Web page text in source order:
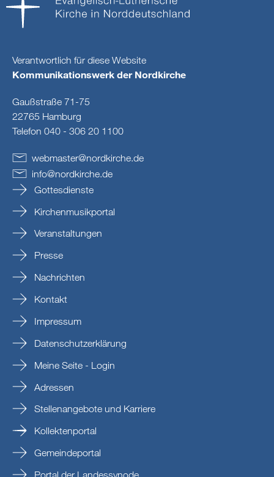
Verantwortlich für diese Website
Kommunikationswerk der Nordkirche
Gaußstraße 71-75
22765 Hamburg
Telefon 040 - 306 20 1100
webmaster@nordkirche.de
info@nordkirche.de
Gottesdienste
Kirchenmusikportal
Veranstaltungen
Presse
Nachrichten
Kontakt
Impressum
Datenschutzerklärung
Meine Seite - Login
Adressen
Stellenangebote und Karriere
Kollektenportal
Gemeindeportal
Portal der Landessynode